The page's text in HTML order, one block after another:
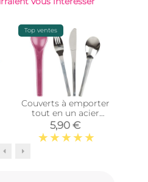
Top ventes
Couverts à emporter
tout en un acier
inoxydable (Etui
bordeaux)
5,90 €